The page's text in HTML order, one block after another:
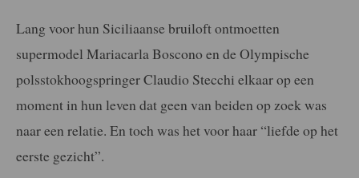
Lang voor hun Siciliaanse bruiloft ontmoetten
supermodel Mariacarla Boscono en de Olympische
polsstokhoogspringer Claudio Stecchi elkaar op een
moment in hun leven dat geen van beiden op zoek was
naar een relatie. En toch was het voor haar “liefde op het
eerste gezicht”.